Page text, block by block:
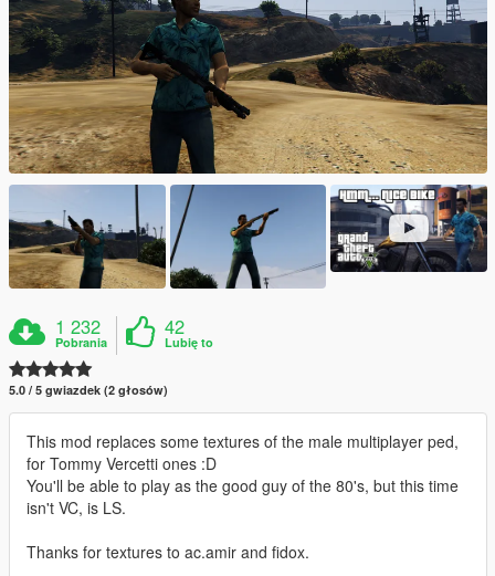
1 232
Pobrania
42
Lubię to
5.0 / 5 gwiazdek (2 głosów)
This mod replaces some textures of the male multiplayer ped,
for Tommy Vercetti ones :D
You'll be able to play as the good guy of the 80's, but this time
isn't VC, is LS.
Thanks for textures to ac.amir and fidox.